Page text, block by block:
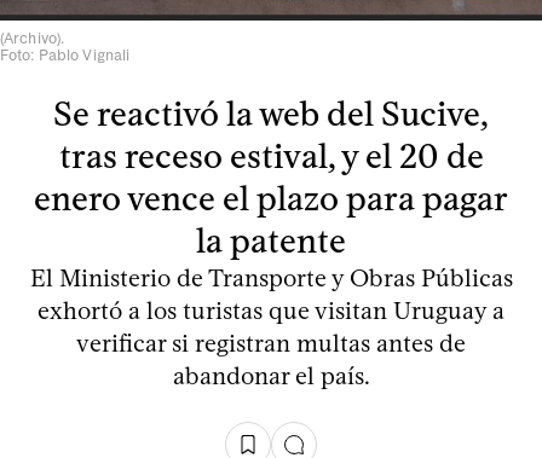
(Archivo).
Foto: Pablo Vignali
Se reactivó la web del Sucive,
tras receso estival, y el 20 de
enero vence el plazo para pagar
la patente
El Ministerio de Transporte y Obras Públicas
exhortó a los turistas que visitan Uruguay a
verificar si registran multas antes de
abandonar el país.